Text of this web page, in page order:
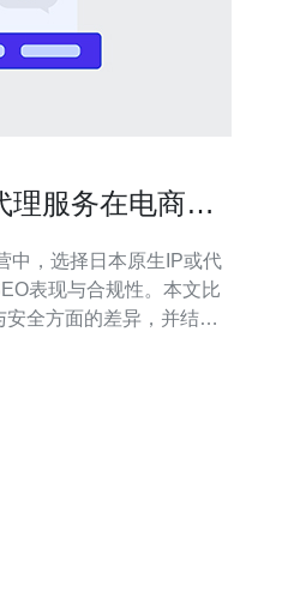
理服务在电商运
中，选择日本原生IP或代
表现与合规性。本文比
全方面的差异，并结合
可用本地化接入与合规